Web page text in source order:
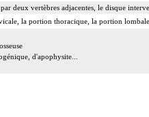
deux vertèbres adjacentes, le disque
la portion thoracique, la portion
d'apophysite...
contention par appareillage externe.
articulaires, la préparation du site et la